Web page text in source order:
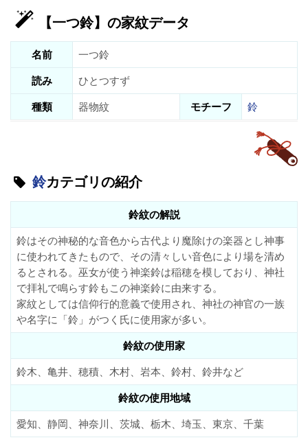
【一つ鈴】の家紋データ
名前
一つ鈴
読み
ひとつすず
種類
器物紋 モチーフ 鈴
鈴カテゴリの紹介
鈴紋の解説
鈴はその神秘的な音色から古代より魔除けの楽器とし神事
に使われてきたもので、その清々しい音色により場を清め
るとされる。巫女が使う神楽鈴は稲穂を模しており、神社
で拝礼で鳴らす鈴もこの神楽鈴に由来する。
家紋としては信仰行的意義で使用され、神社の神官の一族
や名字に「鈴」がつく氏に使用家が多い。
鈴紋の使用家
鈴木、亀井、穂積、木村、岩本、鈴村、鈴井など
鈴紋の使用地域
愛知、静岡、神奈川、茨城、栃木、埼玉、東京、千葉